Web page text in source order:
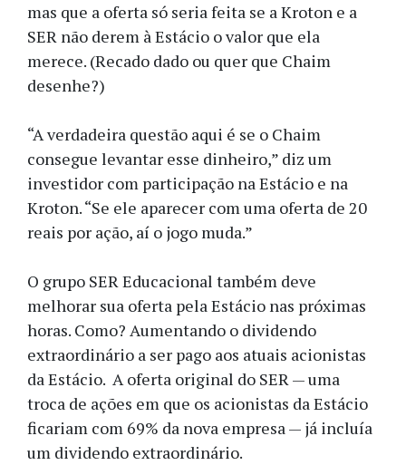
mas que a oferta só seria feita se a Kroton e a
SER não derem à Estácio o valor que ela
merece. (Recado dado ou quer que Chaim
desenhe?)
“A verdadeira questão aqui é se o Chaim
consegue levantar esse dinheiro,” diz um
investidor com participação na Estácio e na
Kroton. “Se ele aparecer com uma oferta de 20
reais por ação, aí o jogo muda.”
O grupo SER Educacional também deve
melhorar sua oferta pela Estácio nas próximas
horas. Como? Aumentando o dividendo
extraordinário a ser pago aos atuais acionistas
da Estácio. A oferta original do SER — uma
troca de ações em que os acionistas da Estácio
ficariam com 69% da nova empresa — já incluía
um dividendo extraordinário.